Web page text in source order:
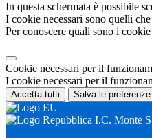
In questa schermata è possibile
I cookie necessari sono quelli
Per conoscere quali sono i
Cookie necessari per il
I cookie necessari per il
Accetta tutti Salva le preferenze
I.C. Monte